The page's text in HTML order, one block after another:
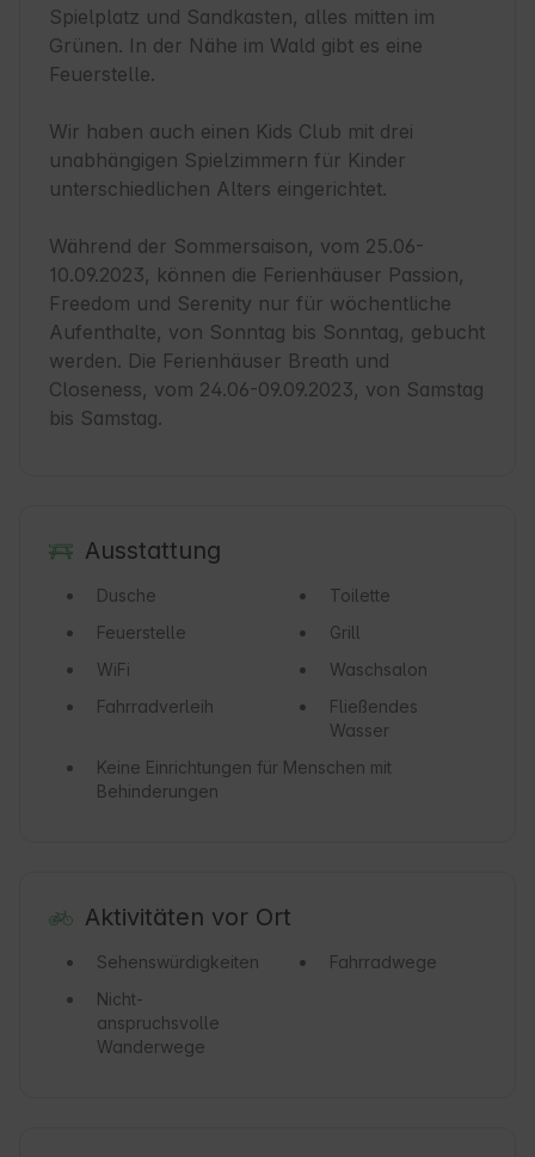
Spielplatz und Sandkasten, alles mitten im
Grünen. In der Nähe im Wald gibt es eine
Feuerstelle.
Wir haben auch einen Kids Club mit drei
unabhängigen Spielzimmern für Kinder
unterschiedlichen Alters eingerichtet.
Während der Sommersaison, vom 25.06-
10.09.2023, können die Ferienhäuser Passion,
Freedom und Serenity nur für wöchentliche
Aufenthalte, von Sonntag bis Sonntag, gebucht
werden. Die Ferienhäuser Breath und
Closeness, vom 24.06-09.09.2023, von Samstag
bis Samstag.
Ausstattung
Dusche
Toilette
Feuerstelle
Grill
WiFi
Waschsalon
Fahrradverleih
Fließendes
Wasser
Keine Einrichtungen für Menschen mit
Behinderungen
Aktivitäten vor Ort
Sehenswürdigkeiten
Fahrradwege
Nicht-
anspruchsvolle
Wanderwege